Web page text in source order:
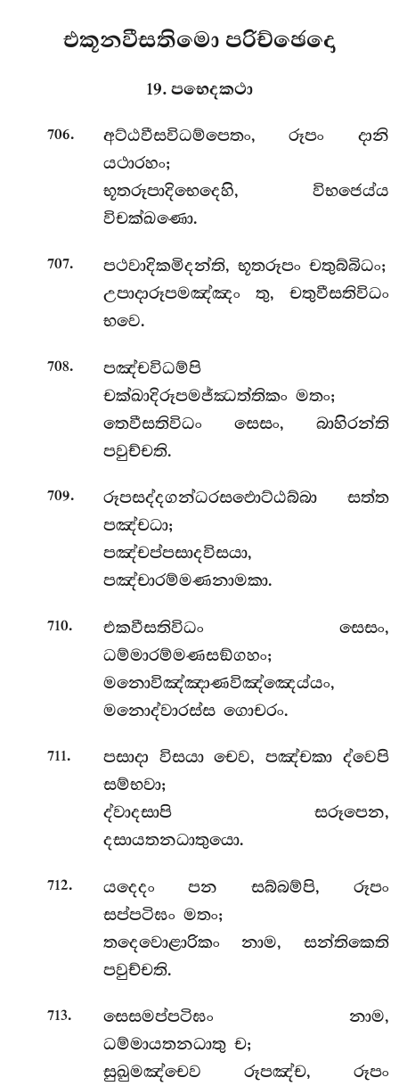
එකූනවීසතිමො පරිච්ඡෙදො
19. පභෙදකථා
706.
අට්ඨවීසවිධම්පෙතං, රූපං දානි
යථාරහං;
භූතරූපාදිභෙදෙහි, විභජෙය්ය
විචක්ඛණො.
707.
පථවාදිකමිදන්ති, භූතරූපං චතුබ්බිධං;
උපාදාරූපමඤ්ඤං තු, චතුවීසතිවිධං
භවෙ.
708.
පඤ්චවිධම්පි
චක්ඛාදිරූපමජ්ඣත්තිකං මතං;
තෙවීසතිවිධං සෙසං, බාහිරන්ති
පවුච්චති.
709.
රූපසද්දගන්ධරසඵොට්ඨබ්බා සත්ත
පඤ්චධා;
පඤ්චප්පසාදවිසයා,
පඤ්චාරම්මණනාමකා.
710. එකවීසතිවිධං සෙසං,
ධම්මාරම්මණසඞ්ගහං;
මනොවිඤ්ඤාණවිඤ්ඤෙය්යං,
මනොද්වාරස්ස ගොචරං.
711.
පසාදා විසයා චෙව, පඤ්චකා ද්වෙපි
සම්භවා;
ද්වාදසාපි සරූපෙන,
දසායතනධාතුයො.
712.
යදෙදං පන සබ්බම්පි, රූපං
සප්පටිඝං මතං;
තදෙවොළාරිකං නාම, සන්තිකෙති
පවුච්චති.
713.
සෙසමප්පටිඝං නාම,
ධම්මායතනධාතු ච;
සුඛුමඤ්චෙව රූපඤ්ච, රූපං